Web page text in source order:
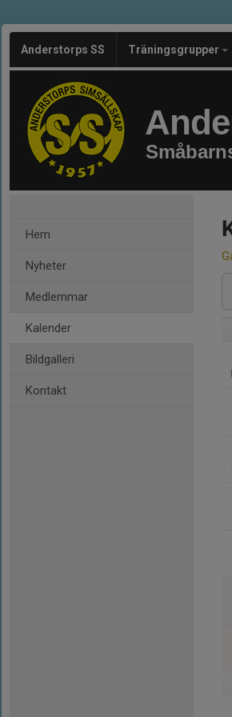
Anderstorps SS Träningsgrupper
Hem
Nyheter
Medlemmar
Kalender
Bildgalleri
Kontakt